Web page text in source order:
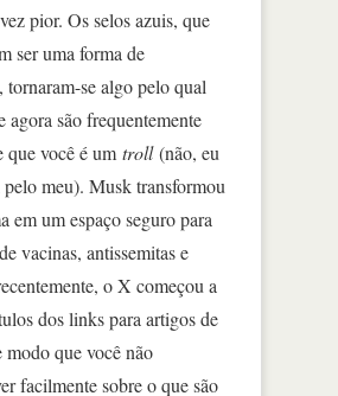
pior. Os selos azuis, que
ser uma forma de
tornaram-se algo pelo qual
agora são frequentemente
que você é um troll(não, eu
meu). Musk transformou
em um espaço seguro para
vacinas, antissemitas e
o X começou a
dos links para artigos de
modo que você não
facilmente sobre o que são